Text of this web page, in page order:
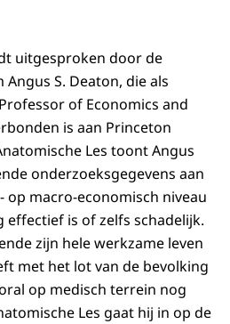
uitgesproken door de
S. Deaton, die als
of Economics and
is aan Princeton
Les toont Angus
onderzoeksgegevens aan
macro-economisch niveau
effectief is of zelfs schadelijk.
zijn hele werkzame leven
met het lot van de bevolking
op medisch terrein nog
Les gaat hij in op de